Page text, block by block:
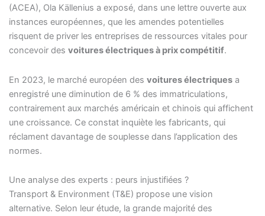
(ACEA), Ola Källenius a exposé, dans une lettre ouverte aux
instances européennes, que les amendes potentielles
risquent de priver les entreprises de ressources vitales pour
concevoir des voitures électriques à prix compétitif.
En 2023, le marché européen des voitures électriquesa
enregistré une diminution de 6 % des immatriculations,
contrairement aux marchés américain et chinois qui affichent
une croissance. Ce constat inquiète les fabricants, qui
réclament davantage de souplesse dans l’application des
normes.
Une analyse des experts : peurs injustifiées ?
Transport & Environment (T&E) propose une vision
alternative. Selon leur étude, la grande majorité des